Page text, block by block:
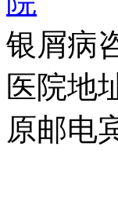
银屑病
医院地
原邮电